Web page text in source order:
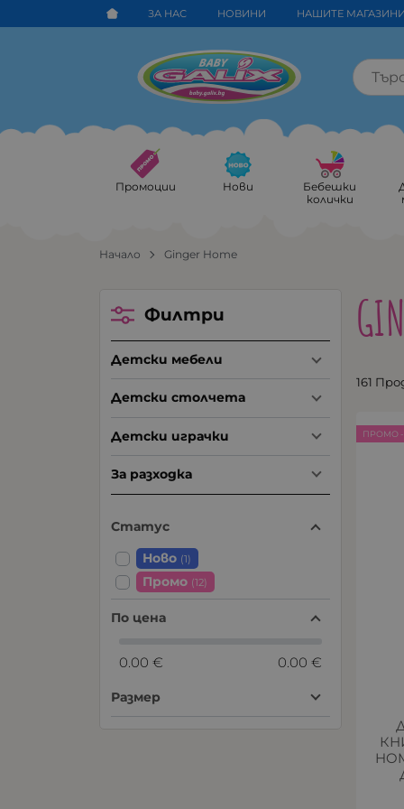
ЗА НАС НОВИНИ НАШИТЕ МАГАЗИНИ
Промоции Нови
Бебешки
колички
Начало Ginger Home
161
ПРОМО -
Филтри
Детски мебели
Детски столчета
Детски играчки
За разходка
Статус
Ново (1)
Промо (12)
По цена
0.00 € 0.00 €
Размер